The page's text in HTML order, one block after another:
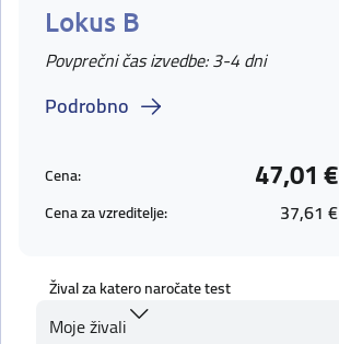
Lokus B
Povprečni čas izvedbe: 3-4 dni
Podrobno
Cena: 47,01 €
Cena za vzreditelje: 37,61 €
Žival za katero naročate test
Moje živali